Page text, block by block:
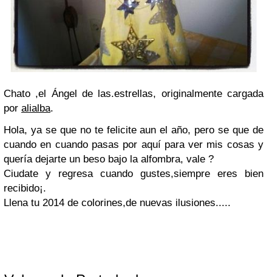
Chato ,el Ángel de las.estrellas, originalmente cargada
por alialba.
Hola, ya se que no te felicite aun el año, pero se que de
cuando en cuando pasas por aquí para ver mis cosas y
quería dejarte un beso bajo la alfombra, vale ?
Ciudate y regresa cuando gustes,siempre eres bien
recibido¡.
Llena tu 2014 de colorines,de nuevas ilusiones.....